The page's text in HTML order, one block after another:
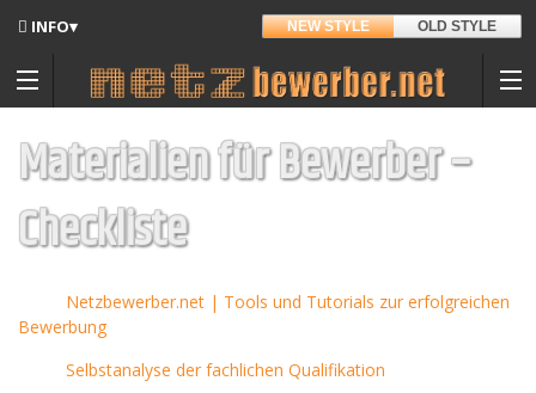
NEW STYLE OLD STYLE
INFO▾
Updates
Entwickler
Hintergrund
Materialien für Bewerber –
Checkliste
Netzbewerber.net | Tools und Tutorials zur erfolgreichen
Bewerbung
Selbstanalyse der fachlichen Qualifikation